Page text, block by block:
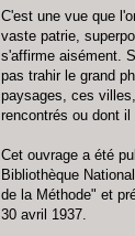
C'est une vue que
vaste patrie,
s'affirme aisément.
pas trahir le grand
paysages, ces
rencontrés ou dont
Cet ouvrage a été
Bibliothèque
de la Méthode" et
30 avril 1937.